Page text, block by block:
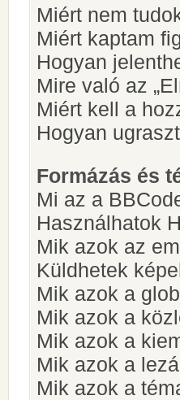
Miért nem
Miért kaptam
Hogyan
Mire való az
Miért kell a
Hogyan
Formázás és
Mi az a
Használhatok
Mik azok az
Küldhetek
Mik azok a
Mik azok a
Mik azok a
Mik azok a
Mik azok a